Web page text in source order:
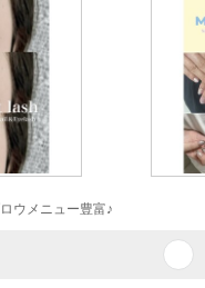
ウメニュー豊富♪